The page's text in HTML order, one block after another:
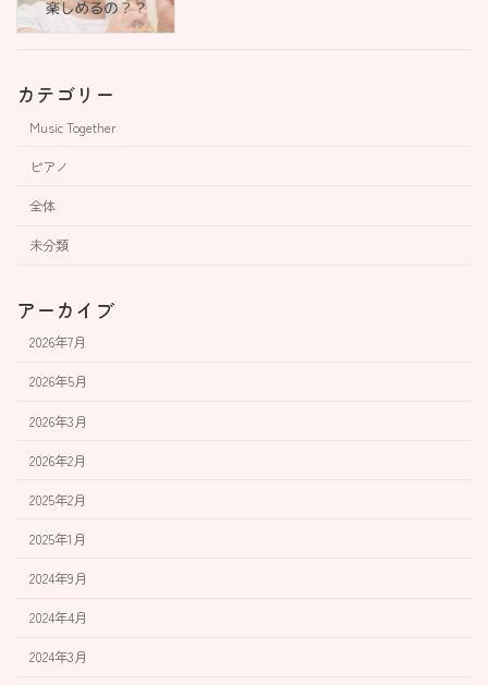
カテゴリー
Music Together
ピアノ
全体
未分類
アーカイブ
2026年7月
2026年5月
2026年3月
2026年2月
2025年2月
2025年1月
2024年9月
2024年4月
2024年3月